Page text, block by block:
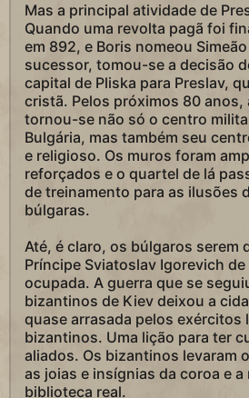
Mas a principal atividade de
Quando uma revolta pagã foi
em 892, e Boris nomeou
sucessor, tomou-se a decisão
capital de Pliska para Preslav,
cristã. Pelos próximos 80 anos,
tornou-se não só o centro
Bulgária, mas também seu
e religioso. Os muros foram
reforçados e o quartel de lá
de treinamento para as ilusões
búlgaras.
Até, é claro, os búlgaros serem
Príncipe Sviatoslav Igorevich
ocupada. A guerra que se
bizantinos de Kiev deixou a
quase arrasada pelos exércitos
bizantinos. Uma lição para ter
aliados. Os bizantinos levaram
as joias e insígnias da coroa e a
biblioteca real.